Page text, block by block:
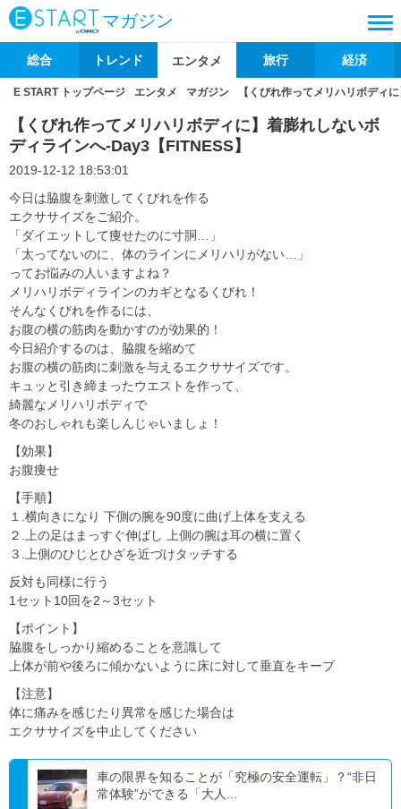
マガジン
総合 トレンド エンタメ 旅行 経済
E START トップページ エンタメ マガジン 【くびれ作ってメリハリボディ
【くびれ作ってメリハリボディに】着膨れしないボ
ディラインへ-Day3【FITNESS】
2019-12-12 18:53:01
今日は脇腹を刺激してくびれを作る
エクササイズをご紹介。
「ダイエットして痩せたのに寸胴…」
「太ってないのに、体のラインにメリハリがない…」
ってお悩みの人いますよね？
メリハリボディラインのカギとなるくびれ！
そんなくびれを作るには、
お腹の横の筋肉を動かすのが効果的！
今日紹介するのは、脇腹を縮めて
お腹の横の筋肉に刺激を与えるエクササイズです。
キュッと引き締まったウエストを作って、
綺麗なメリハリボディで
冬のおしゃれも楽しんじゃいましょ！
【効果】
お腹痩せ
【手順】
１.横向きになり 下側の腕を90度に曲げ上体を支える
２.上の足はまっすぐ伸ばし 上側の腕は耳の横に置く
３.上側のひじとひざを近づけタッチする
反対も同様に行う
1セット10回を2～3セット
【ポイント】
脇腹をしっかり縮めることを意識して
上体が前や後ろに傾かないように床に対して垂直をキープ
【注意】
体に痛みを感じたり異常を感じた場合は
エクササイズを中止してください
車の限界を知ることが「究極の安全運転」？“非日
常体験”ができる「大人...